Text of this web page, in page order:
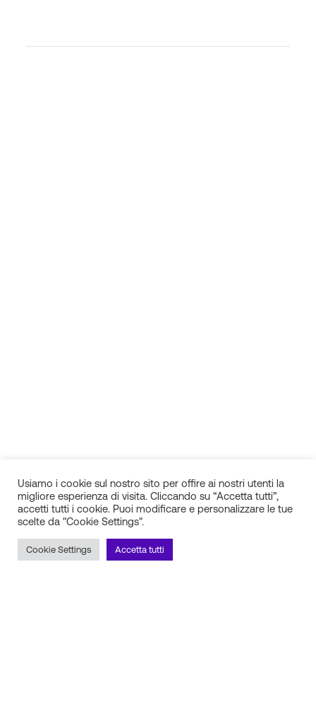
P.IVA 01688940608
Usiamo i cookie sul nostro sito per offire ai nostri utenti la
migliore esperienza di visita. Cliccando su “Accetta tutti”,
accetti tutti i cookie. Puoi modificare e personalizzare le tue
scelte da "Cookie Settings".
Cookie Settings Accetta tutti